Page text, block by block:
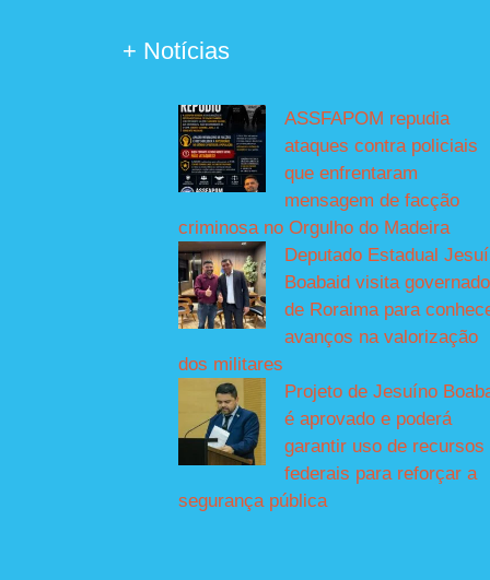
+ Notícias
ASSFAPOM repudia
ataques contra policiais
que enfrentaram
mensagem de facção
criminosa no Orgulho do Madeira
Deputado Estadual
Boabaid visita
de Roraima para
avanços na valorização
dos militares
Projeto de Jesuíno
é aprovado e poderá
garantir uso de recursos
federais para reforçar a
segurança pública